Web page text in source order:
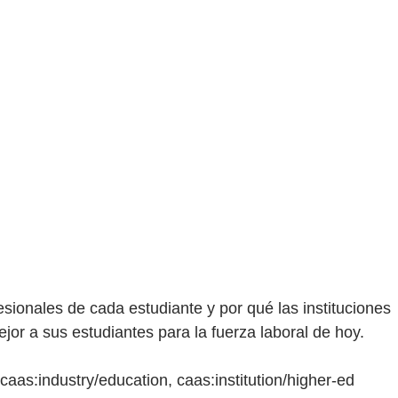
de cada estudiante y por qué las instituciones
a sus estudiantes para la fuerza laboral de hoy.
education, caas:institution/higher-ed